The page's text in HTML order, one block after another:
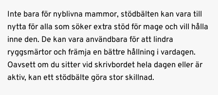
Inte bara för nyblivna mammor, stödbälten kan vara till
nytta för alla som söker extra stöd för mage och vill hålla
inne den. De kan vara användbara för att lindra
ryggsmärtor och främja en bättre hållning i vardagen.
Oavsett om du sitter vid skrivbordet hela dagen eller är
aktiv, kan ett stödbälte göra stor skillnad.